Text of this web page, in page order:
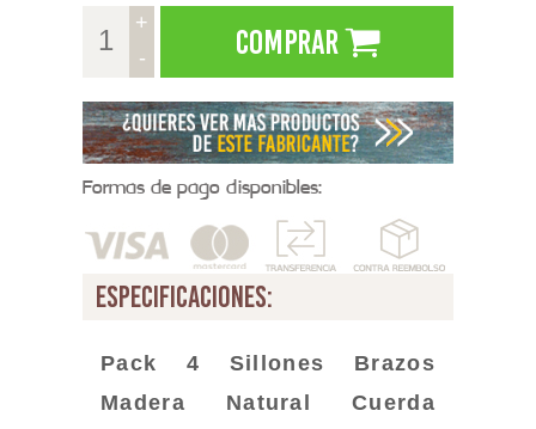
+
-
Comprar
Formas de pago disponibles:
especificaciones:
Pack 4 Sillones Brazos
Madera Natural Cuerda